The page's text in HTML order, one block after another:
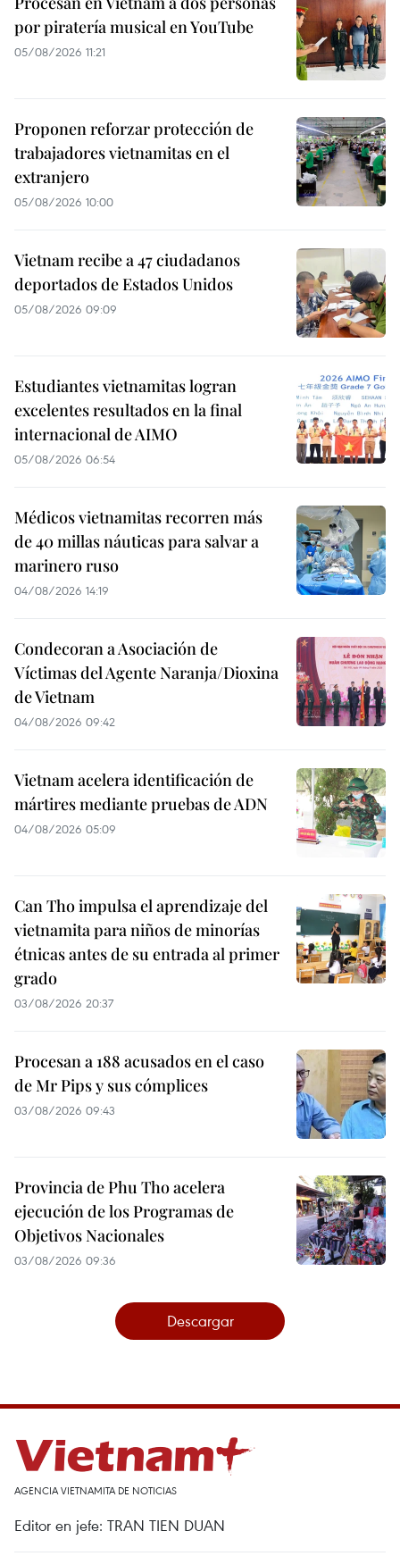
por piratería musical en YouTube
05/08/2026 11:21
Proponen reforzar protección de
trabajadores vietnamitas en el
extranjero
05/08/2026 10:00
Vietnam recibe a 47 ciudadanos
deportados de Estados Unidos
05/08/2026 09:09
Estudiantes vietnamitas logran
excelentes resultados en la final
internacional de AIMO
05/08/2026 06:54
Médicos vietnamitas recorren más
de 40 millas náuticas para salvar a
marinero ruso
04/08/2026 14:19
Condecoran a Asociación de
Víctimas del Agente Naranja/Dioxina
de Vietnam
04/08/2026 09:42
Vietnam acelera identificación de
mártires mediante pruebas de ADN
04/08/2026 05:09
Can Tho impulsa el aprendizaje del
vietnamita para niños de minorías
étnicas antes de su entrada al primer
grado
03/08/2026 20:37
Procesan a 188 acusados en el caso
de Mr Pips y sus cómplices
03/08/2026 09:43
Provincia de Phu Tho acelera
ejecución de los Programas de
Objetivos Nacionales
03/08/2026 09:36
Descargar
AGENCIA VIETNAMITA DE NOTICIAS
Editor en jefe: TRAN TIEN DUAN